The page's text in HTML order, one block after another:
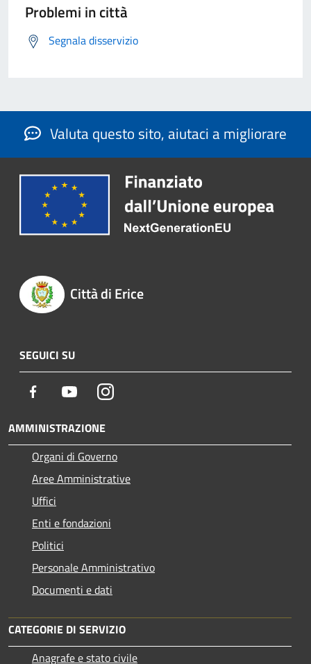
Problemi in città
Segnala disservizio
Valuta questo sito, aiutaci a migliorare
Città di Erice
SEGUICI SU
Facebook YoutubeInstagram
AMMINISTRAZIONE
Organi di Governo
Aree Amministrative
Uffici
Enti e fondazioni
Politici
Personale Amministrativo
Documenti e dati
CATEGORIE DI SERVIZIO
Anagrafe e stato civile